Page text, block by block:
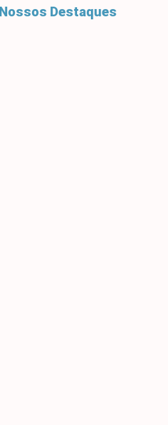
Destaques